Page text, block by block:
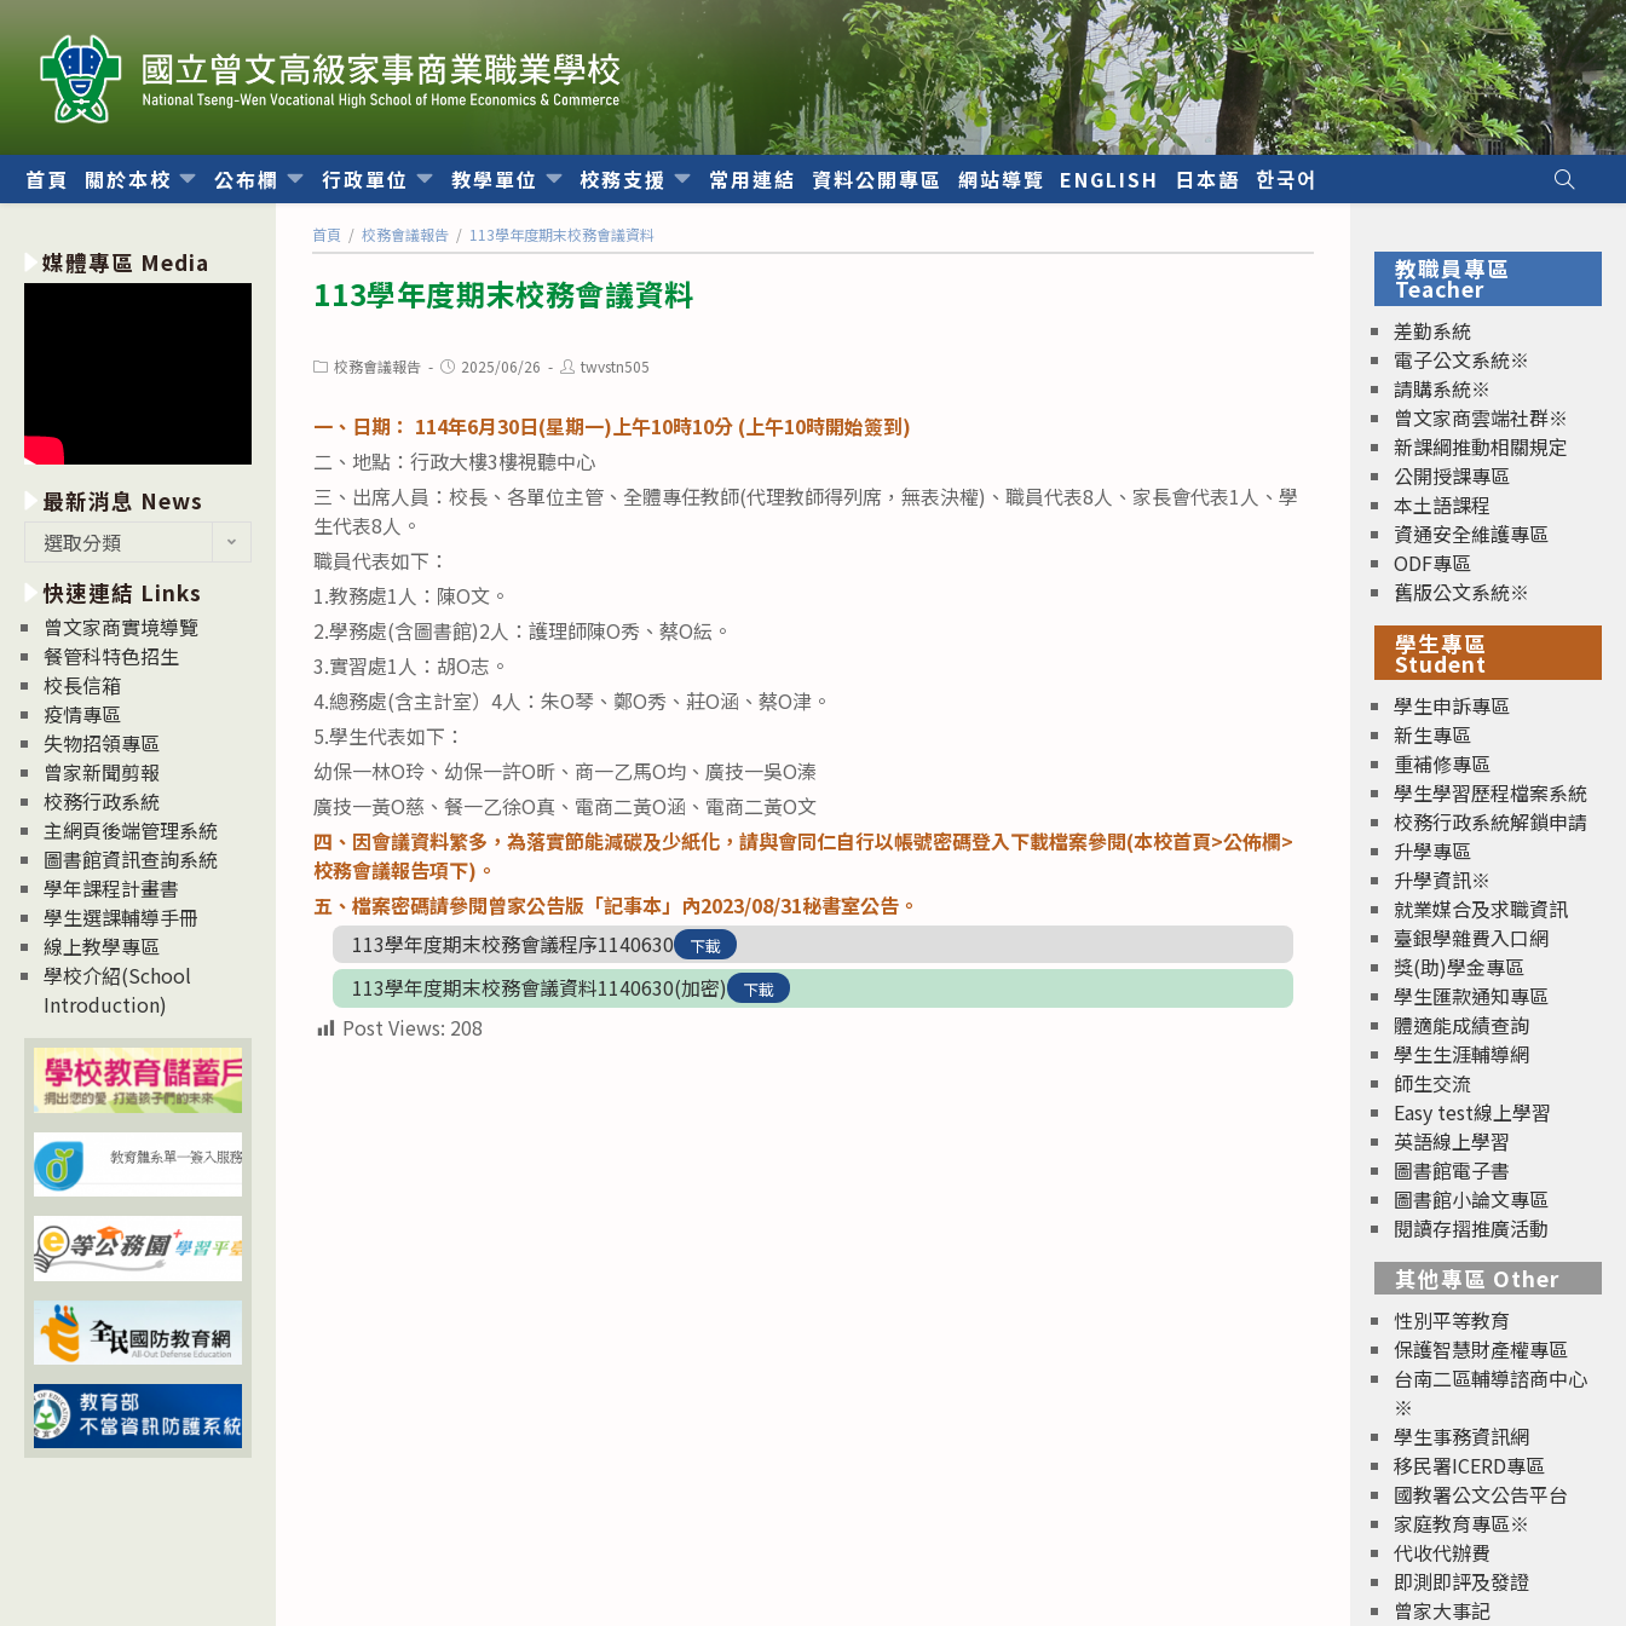
內
首頁 關於本校 公布欄 行政單位 教學單位 校務支援 常用連結 資料公開專區 網站導覽 ENGLISH 日本語 한국어
首頁 / 校務會議報告 / 113學年度期末校務會議資料
113學年度期末校務會議資料
Post校務會議報告
Post2025/06/26
Posttwvstn505
一、日期： 114年6月30日(星期一)上午10時10分 (上午10時開始簽到)
二、地點：行政大樓3樓視聽中心
三、出席人員：校長、各單位主管、全體專任教師(代理教師得列席，無表決權)、職員代表8人、家長會代表1人、學
生代表8人。
職員代表如下：
1.教務處1人：陳O文。
2.學務處(含圖書館)2人：護理師陳O秀、蔡O紜。
3.實習處1人：胡O志。
4.總務處(含主計室）4人：朱O琴、鄭O秀、莊O涵、蔡O津。
5.學生代表如下：
幼保一林O玲、幼保一許O昕、商一乙馬O均、廣技一吳O溱
廣技一黃O慈、餐一乙徐O真、電商二黃O涵、電商二黃O文
四、因會議資料繁多，為落實節能減碳及少紙化，請與會同仁自行以帳號密碼登入下載檔案參閱(本校首頁>公佈欄>
校務會議報告項下)。
五、檔案密碼請參閱曾家公告版「記事本」內2023/08/31秘書室公告。
113學年度期末校務會議程序1140630
下載
113學年度期末校務會議資料1140630(加密) 下載
Post Views: 208
媒體專區 Media
最新消息 News
消
息
News
選取分類
快速連結 Links
曾文家商實境導覽
餐管科特色招生
校長信箱
疫情專區
失物招領專區
曾家新聞剪報
校務行政系統
主網頁後端管理系統
圖書館資訊查詢系統
學年課程計畫書
學生選課輔導手冊
線上教學專區
學校介紹(School
Introduction)
教職員專區
Teacher
差勤系統
電子公文系統※
請購系統※
曾文家商雲端社群※
新課綱推動相關規定
公開授課專區
本土語課程
資通安全維護專區
ODF專區
舊版公文系統※
學生專區
Student
學生申訴專區
新生專區
重補修專區
學生學習歷程檔案系統
校務行政系統解鎖申請
升學專區
升學資訊※
就業媒合及求職資訊
臺銀學雜費入口網
獎(助)學金專區
學生匯款通知專區
體適能成績查詢
學生生涯輔導網
師生交流
Easy test線上學習
英語線上學習
圖書館電子書
圖書館小論文專區
閱讀存摺推廣活動
其他專區 Other
性別平等教育
保護智慧財產權專區
台南二區輔導諮商中心
※
學生事務資訊網
移民署ICERD專區
國教署公文公告平台
家庭教育專區※
代收代辦費
即測即評及發證
曾家大事記